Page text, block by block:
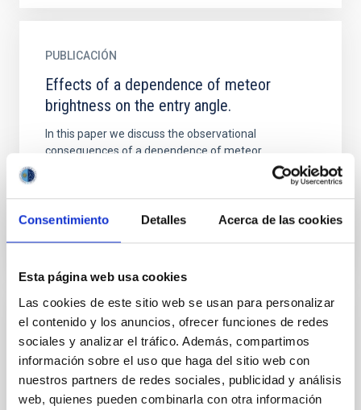
Consentimiento Detalles Acerca de las cookies
Esta página web usa cookies
Las cookies de este sitio web se usan para personalizar
el contenido y los anuncios, ofrecer funciones de redes
sociales y analizar el tráfico. Además, compartimos
información sobre el uso que haga del sitio web con
nuestros partners de redes sociales, publicidad y análisis
web, quienes pueden combinarla con otra información
PUBLICACIÓN
Effects of a dependence of meteor
brightness on the entry angle.
In this paper we discuss the observational
consequences of a dependence of meteor
brightness on the entry angle z_R_, namely the
PUBLICACIÓN
Error dependencies in the space-based
CNEOS fireball database
Context. The CNEOS database offers near-global